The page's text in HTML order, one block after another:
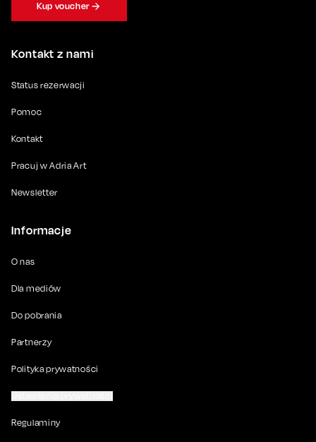
Kontakt z nami
Status rezerwacji
Pomoc
Kontakt
Pracuj w Adria Art
Newsletter
Informacje
O nas
Dla mediów
Do pobrania
Partnerzy
Polityka prywatności
Regulaminy
Kup voucher